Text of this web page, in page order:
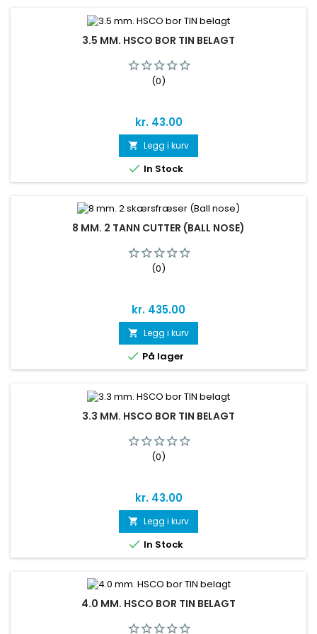
3.5 MM. HSCO BOR TIN BELAGT
(0)
Pris
kr. 43.00
 Legg i kurv
 In Stock
8 MM. 2 TANN CUTTER (BALL NOSE)
(0)
Pris
kr. 435.00
 Legg i kurv
 På lager
3.3 MM. HSCO BOR TIN BELAGT
(0)
Pris
kr. 43.00
 Legg i kurv
 In Stock
4.0 MM. HSCO BOR TIN BELAGT